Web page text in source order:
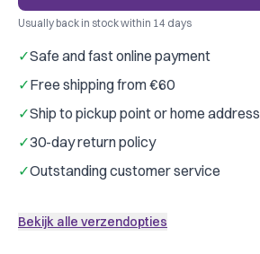
Usually back in stock within 14 days
✓Safe and fast online payment
✓Free shipping from €60
✓Ship to pickup point or home address
✓30-day return policy
✓Outstanding customer service
Bekijk alle verzendopties